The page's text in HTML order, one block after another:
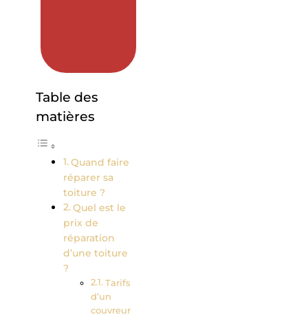
Table des
matières
Quand faire
réparer sa
toiture ?
Quel est le
prix de
réparation
d’une toiture
?
Tarifs
d’un
couvreur